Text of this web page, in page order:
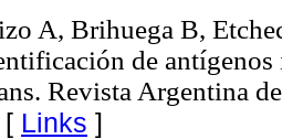
A, Brihuega B,
de
Revista Argentina
Links ]